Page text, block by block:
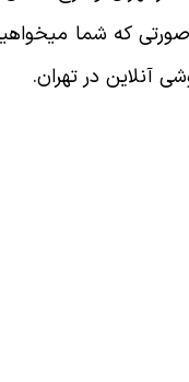
که شما
آنلاین در تهران.